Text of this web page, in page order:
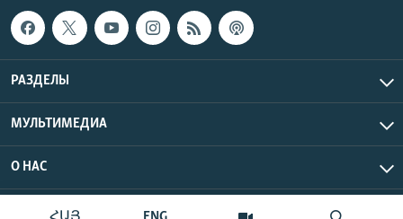
РАЗДЕЛЫ
МУЛЬТИМЕДИА
О НАС
Радио Азатутюн © 2026 RFE/RL, Inc. Все права защищены.